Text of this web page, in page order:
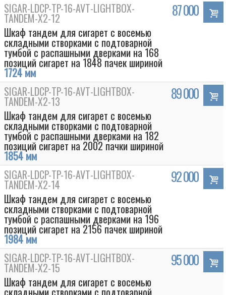
Box
SIGAR-LDCP-TP-16-AVT-LIGHTBOX-
TANDEM-Х2-12
Шкаф тандем для сигарет с восемью
складными створками с подтоварной
тумбой с распашными дверками на 168
позиций сигарет на 1848 пачек шириной
1724 мм
87 000
SIGAR-LDCP-TP-16-AVT-LIGHTBOX-
TANDEM-Х2-13
Шкаф тандем для сигарет с восемью
складными створками с подтоварной
тумбой с распашными дверками на 182
позиций сигарет на 2002 пачки шириной
1854 мм
89 000
SIGAR-LDCP-TP-16-AVT-LIGHTBOX-
TANDEM-Х2-14
Шкаф тандем для сигарет с восемью
складными створками с подтоварной
тумбой с распашными дверками на 196
позиций сигарет на 2156 пачек шириной
1984 мм
92 000
SIGAR-LDCP-TP-16-AVT-LIGHTBOX-
TANDEM-Х2-15
Шкаф тандем для сигарет с восемью
складными створками с подтоварной
95 000